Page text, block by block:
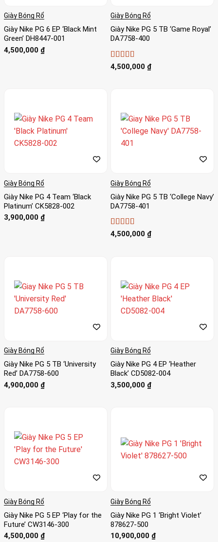
Giày Bóng Rổ
Giày Nike PG 6 EP ‘Black Mint
Green’ DH8447-001
4,500,000 ₫
Giày Bóng Rổ
Giày Nike PG 5 TB ‘Game Royal’
DA7758-400
Được xếp
4,500,000 ₫
Giày Bóng Rổ
Giày Nike PG 4 Team ‘Black
Platinum’ CK5828-002
3,900,000 ₫
Giày Bóng Rổ
Giày Nike PG 5 TB ‘College Navy’
DA7758-401
Được xếp
4,500,000 ₫
Giày Bóng Rổ
Giày Nike PG 5 TB ‘University
Red’ DA7758-600
4,900,000 ₫
Giày Bóng Rổ
Giày Nike PG 4 EP ‘Heather
Black’ CD5082-004
3,500,000 ₫
Giày Bóng Rổ
Giày Nike PG 5 EP ‘Play for the
Future’ CW3146-300
4,500,000 ₫
Giày Bóng Rổ
Giày Nike PG 1 ‘Bright Violet’
878627-500
10,900,000 ₫